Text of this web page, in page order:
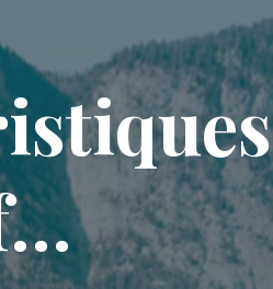
istiques
…